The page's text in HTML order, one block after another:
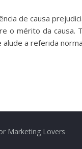
de causa
o mérito da
alude a referida
Marketing Lovers